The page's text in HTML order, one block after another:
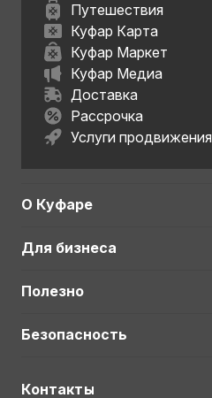
Путешествия
Куфар Карта
Куфар Маркет
Куфар Медиа
Доставка
Рассрочка
Услуги продвижения
О Куфаре
Для бизнеса
Полезно
Безопасность
Контакты